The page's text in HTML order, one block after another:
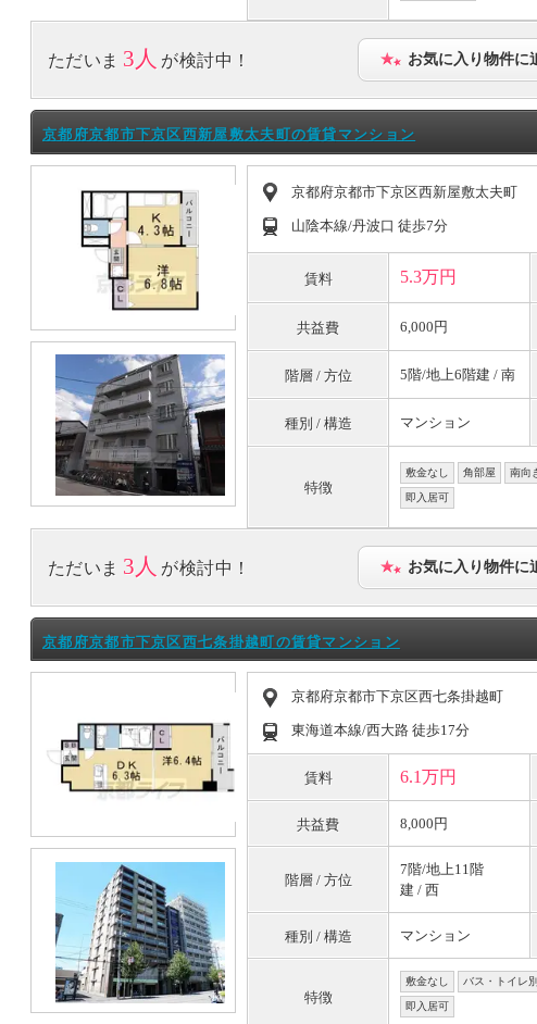
ただいま 3人 が検討中！ お気に入り物件に
京都府京都市下京区西新屋敷太夫町の賃貸マンション
京都府京都市下京区西新屋敷太夫町
山陰本線/丹波口 徒歩7分
賃料 5.3万円
共益費 6,000円
階層 / 方位 5階/地上6階建 / 南
種別 / 構造 マンション
特徴
敷金なし 角部屋 南向
即入居可
ただいま 3人 が検討中！ お気に入り物件に
京都府京都市下京区西七条掛越町の賃貸マンション
京都府京都市下京区西七条掛越町
東海道本線/西大路 徒歩17分
賃料 6.1万円
共益費 8,000円
階層 / 方位
7階/地上11階
建 / 西
種別 / 構造 マンション
特徴
敷金なし バス・トイレ別
即入居可